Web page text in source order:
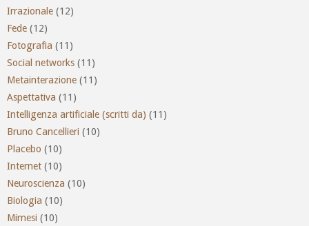
Irrazionale (12)
Fede (12)
Fotografia (11)
Social networks (11)
Metainterazione (11)
Aspettativa (11)
Intelligenza artificiale (scritti da) (11)
Bruno Cancellieri (10)
Placebo (10)
Internet (10)
Neuroscienza (10)
Biologia (10)
Mimesi (10)